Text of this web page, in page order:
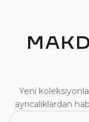
Yeni
ayrıcalıklardan